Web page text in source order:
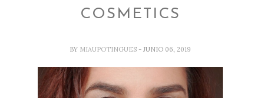
COSMETICS
BY MIAUPOTINGUES - JUNIO 06, 2019